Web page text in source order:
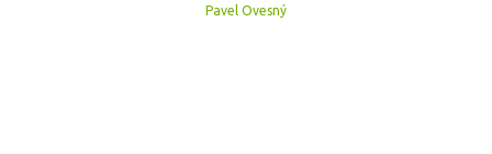
Pavel Ovesný